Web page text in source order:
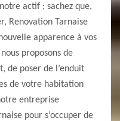
actif ; sachez que,
Renovation Tarnaise
apparence à vos
proposons de
de poser de l’enduit
de votre habitation
entreprise
pour s’occuper de